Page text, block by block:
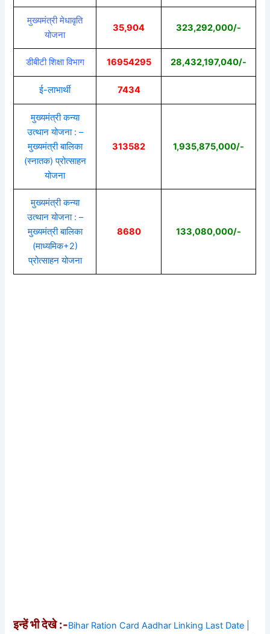
मुख्यमंत्री मेधावृति
योजना
35,904 323,292,000/-
डीबीटी शिक्षा विभाग 16954295 28,432,197,040/-
ई-लाभार्थी 7434
मुख्यमंत्री कन्या
उत्थान योजना : –
मुख्यमंत्री बालिका
(स्नातक) प्रोत्साहन
योजना
313582 1,935,875,000/-
मुख्यमंत्री कन्या
उत्थान योजना : –
मुख्यमंत्री बालिका
(माध्यमिक+2)
प्रोत्साहन योजना
8680 133,080,000/-
इन्हें भी देखे :-Bihar Ration Card Aadhar Linking Last Date |